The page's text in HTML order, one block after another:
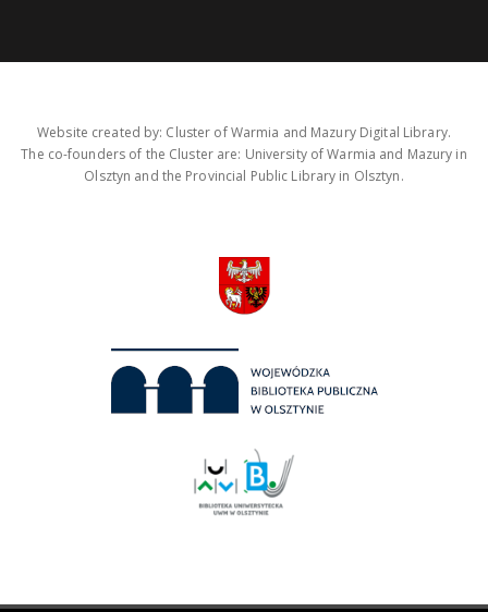
Website created by: Cluster of Warmia and Mazury Digital Library.
The co-founders of the Cluster are: University of Warmia and Mazury in
Olsztyn and the Provincial Public Library in Olsztyn.